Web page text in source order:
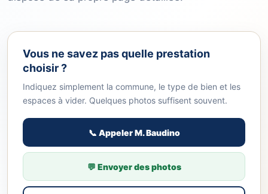
Vous ne savez pas quelle prestation
choisir ?
Indiquez simplement la commune, le type de bien et les
espaces à vider. Quelques photos suffisent souvent.
📞 Appeler M. Baudino
💬 Envoyer des photos